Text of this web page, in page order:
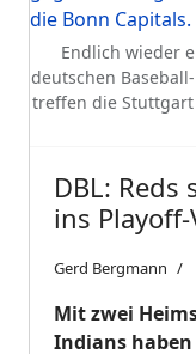
Endlich wieder
deutschen
treffen die Stuttgart
DBL: Reds
ins
Gerd Bergmann
Mit zwei
Indians